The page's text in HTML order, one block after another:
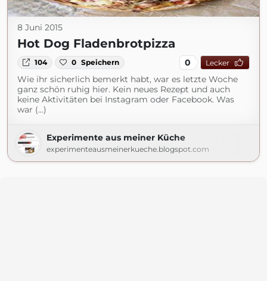
8 Juni 2015
Hot Dog Fladenbrotpizza
104 0 Speichern 0 Lecker
Wie ihr sicherlich bemerkt habt, war es letzte Woche
ganz schön ruhig hier. Kein neues Rezept und auch
keine Aktivitäten bei Instagram oder Facebook. Was
war (...)
Experimente aus meiner Küche
experimenteausmeinerkueche.blogspot.com